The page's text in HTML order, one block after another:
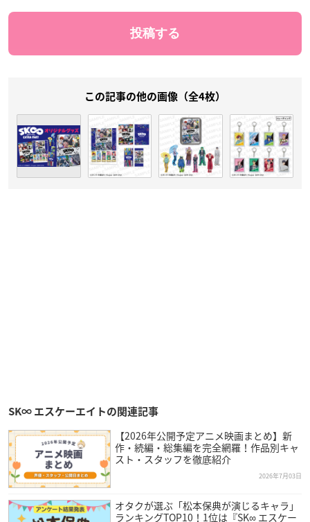
この記事の他の画像（全4枚）
SK∞ エスケーエイトの関連記事
【2026年公開予定アニメ映画まとめ】新
作・続編・総集編を完全網羅！作品別キャ
スト・スタッフを徹底紹介
2026年7月03日
オタクが選ぶ「松本保典が演じるキャラ」
ランキングTOP10！1位は『SK∞ エスケー